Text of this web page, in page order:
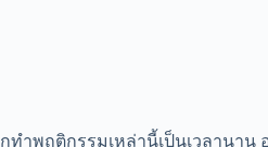
พฤติกรรมเหล่านี้เป็นเวลานาน